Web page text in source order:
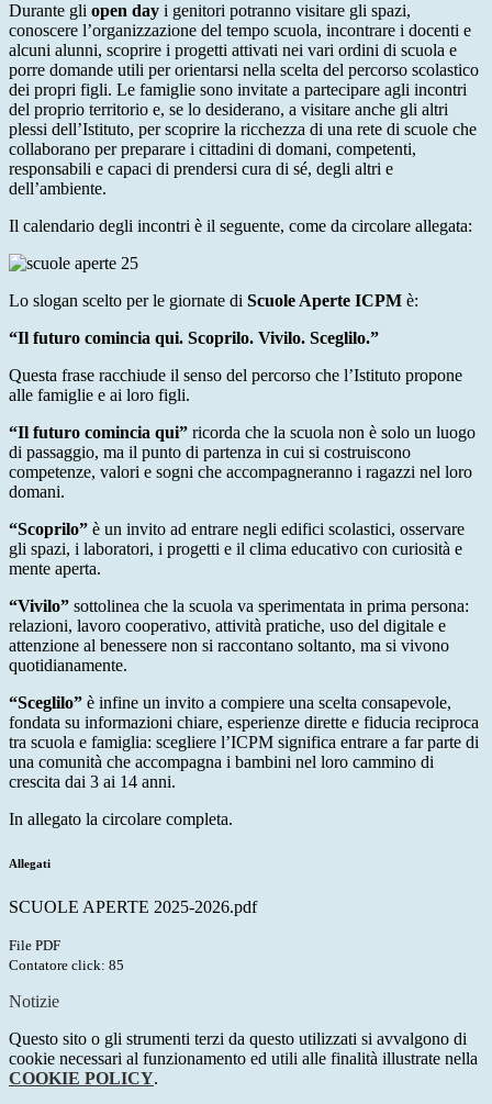
Durante gli open day i genitori potranno visitare gli spazi,
conoscere l’organizzazione del tempo scuola, incontrare i docenti e
alcuni alunni, scoprire i progetti attivati nei vari ordini di scuola e
porre domande utili per orientarsi nella scelta del percorso scolastico
dei propri figli. Le famiglie sono invitate a partecipare agli incontri
del proprio territorio e, se lo desiderano, a visitare anche gli altri
plessi dell’Istituto, per scoprire la ricchezza di una rete di scuole che
collaborano per preparare i cittadini di domani, competenti,
responsabili e capaci di prendersi cura di sé, degli altri e
dell’ambiente.
Il calendario degli incontri è il seguente, come da circolare allegata:
Lo slogan scelto per le giornate di Scuole Aperte ICPM è:
“Il futuro comincia qui. Scoprilo. Vivilo. Sceglilo.”
Questa frase racchiude il senso del percorso che l’Istituto propone
alle famiglie e ai loro figli.
“Il futuro comincia qui” ricorda che la scuola non è solo un luogo
di passaggio, ma il punto di partenza in cui si costruiscono
competenze, valori e sogni che accompagneranno i ragazzi nel loro
domani.
“Scoprilo” è un invito ad entrare negli edifici scolastici, osservare
gli spazi, i laboratori, i progetti e il clima educativo con curiosità e
mente aperta.
“Vivilo” sottolinea che la scuola va sperimentata in prima persona:
relazioni, lavoro cooperativo, attività pratiche, uso del digitale e
attenzione al benessere non si raccontano soltanto, ma si vivono
quotidianamente.
“Sceglilo” è infine un invito a compiere una scelta consapevole,
fondata su informazioni chiare, esperienze dirette e fiducia reciproca
tra scuola e famiglia: scegliere l’ICPM significa entrare a far parte di
una comunità che accompagna i bambini nel loro cammino di
crescita dai 3 ai 14 anni.
In allegato la circolare completa.
Allegati
SCUOLE APERTE 2025-2026.pdf
File PDF
Contatore click: 85
Notizie
Questo sito o gli strumenti terzi da questo utilizzati si avvalgono di
cookie necessari al funzionamento ed utili alle finalità illustrate nella
COOKIE POLICY.